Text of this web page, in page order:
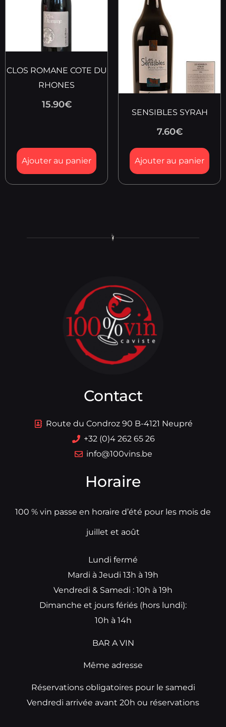
CLOS ROMANE COTE DU
RHONES
15.90€
Ajouter au panier
SENSIBLES SYRAH
7.60€
Ajouter au panier
Contact
Route du Condroz 90 B-4121 Neupré
+32 (0)4 262 65 26
info@100vins.be
Horaire
100 % vin passe en horaire d’été pour les mois de
juillet et août
Lundi fermé
Mardi à Jeudi 13h à 19h
Vendredi & Samedi : 10h à 19h
Dimanche et jours fériés (hors lundi):
10h à 14h
BAR A VIN
Même adresse
Réservations obligatoires pour le samedi
Vendredi arrivée avant 20h ou réservations